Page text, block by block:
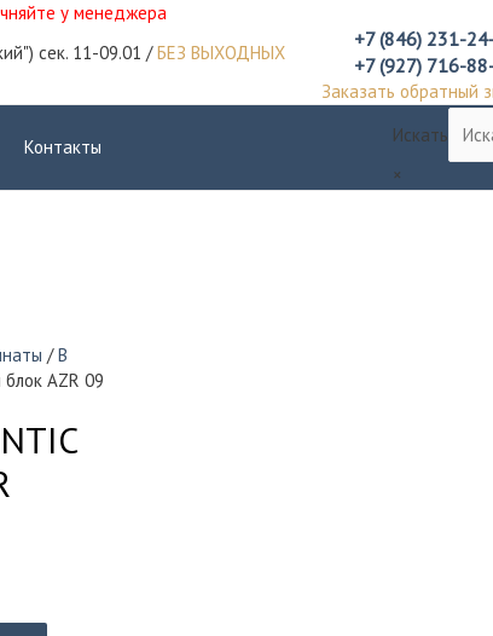
у менеджера
сек. 11-09.01 /БЕЗ ВЫХОДНЫХ
+7 (846) 231-
+7 (927) 716-
Заказать обратный
Контакты
Искать
×
/В
AZR 09